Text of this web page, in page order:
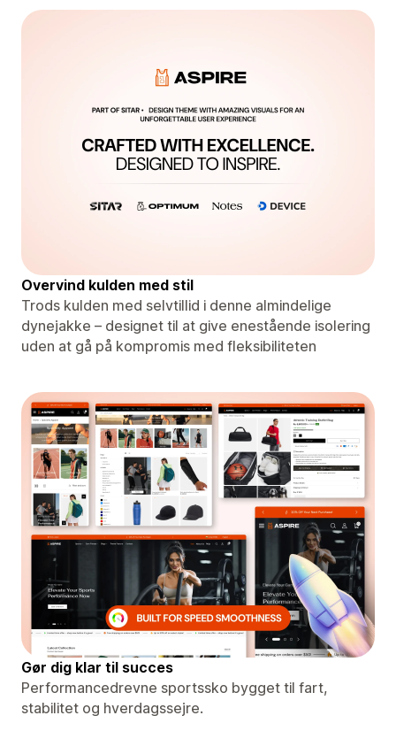
Overvind kulden med stil
Trods kulden med selvtillid i denne almindelige
dynejakke – designet til at give enestående isolering
uden at gå på kompromis med fleksibiliteten
Gør dig klar til succes
Performancedrevne sportssko bygget til fart,
stabilitet og hverdagssejre.